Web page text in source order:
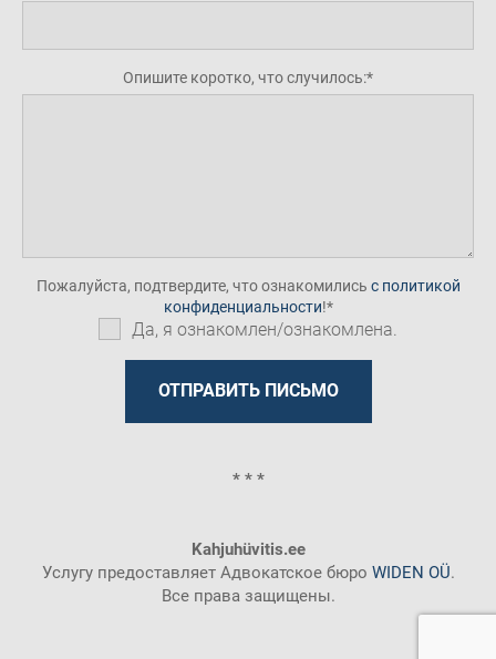
Опишите коротко, что случилось:
Пожалуйста, подтвердите, что ознакомились с политикой
конфиденциальности!
Да, я ознакомлен/ознакомлена.
* * *
Kahjuhüvitis.ee
Услугу предоставляет Адвокатское бюро WIDEN OÜ.
Все права защищены.